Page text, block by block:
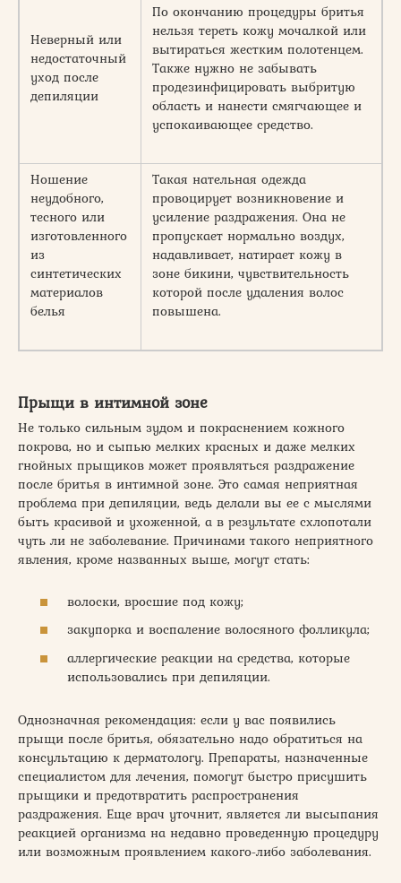
Неверный или
недостаточный
уход после
депиляции
По окончанию процедуры бритья
нельзя тереть кожу мочалкой или
вытираться жестким полотенцем.
Также нужно не забывать
продезинфицировать выбритую
область и нанести смягчающее и
успокаивающее средство.
Ношение
неудобного,
тесного или
изготовленного
из
синтетических
материалов
белья
Такая нательная одежда
провоцирует возникновение и
усиление раздражения. Она не
пропускает нормально воздух,
надавливает, натирает кожу в
зоне бикини, чувствительность
которой после удаления волос
повышена.
Прыщи в интимной зоне
Не только сильным зудом и покраснением кожного
покрова, но и сыпью мелких красных и даже мелких
гнойных прыщиков может проявляться раздражение
после бритья в интимной зоне. Это самая неприятная
проблема при депиляции, ведь делали вы ее с мыслями
быть красивой и ухоженной, а в результате схлопотали
чуть ли не заболевание. Причинами такого неприятного
явления, кроме названных выше, могут стать:
волоски, вросшие под кожу;
закупорка и воспаление волосяного фолликула;
аллергические реакции на средства, которые
использовались при депиляции.
Однозначная рекомендация: если у вас появились
прыщи после бритья, обязательно надо обратиться на
консультацию к дерматологу. Препараты, назначенные
специалистом для лечения, помогут быстро присушить
прыщики и предотвратить распространения
раздражения. Еще врач уточнит, является ли высыпания
реакцией организма на недавно проведенную процедуру
или возможным проявлением какого-либо заболевания.